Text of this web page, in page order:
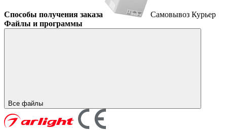
Способы получения заказа Самовывоз Курьер
Файлы и программы
Все файлы